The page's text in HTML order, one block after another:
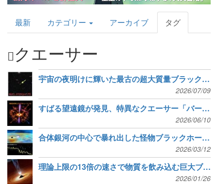
AstroArts
Topics
最新 カテゴリー アーカイブ タグ
クエーサー
宇宙の夜明けに輝いた最古の超大質量ブラックホールを発見
2026/07/09
すばる望遠鏡が発見、特異なクエーサー「バーベキューソース」
2026/06/10
合体銀河の中心で暴れ出した怪物ブラックホールの風を観測
2026/03/12
理論上限の13倍の速さで物質を飲み込む巨大ブラックホール
2026/01/26